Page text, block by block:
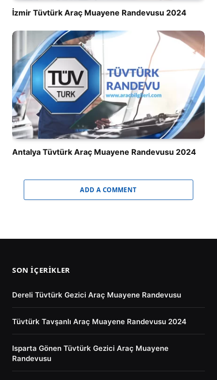
İzmir Tüvtürk Araç Muayene Randevusu 2024
Antalya Tüvtürk Araç Muayene Randevusu 2024
ADD A COMMENT
SON İÇERIKLER
Dereli Tüvtürk Gezici Araç Muayene Randevusu
Tüvtürk Tavşanlı Araç Muayene Randevusu 2024
Isparta Gönen Tüvtürk Gezici Araç Muayene
Randevusu